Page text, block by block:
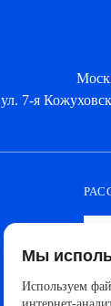
ул. 7-я
Мы
Используем